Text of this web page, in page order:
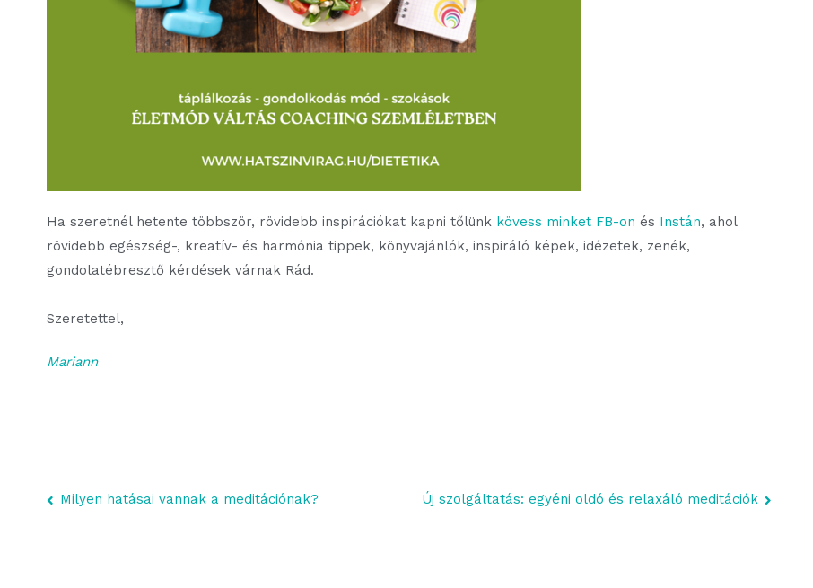
Ha szeretnél hetente többször, rövidebb inspirációkat kapni tőlünk kövess minket FB-on és Instán, ahol
rövidebb egészség-, kreatív- és harmónia tippek, könyvajánlók, inspiráló képek, idézetek, zenék,
gondolatébresztő kérdések várnak Rád.
Szeretettel,
Mariann
Bejegyzés
Milyen hatásai vannak a meditációnak? Új szolgáltatás: egyéni oldó és relaxáló meditációk